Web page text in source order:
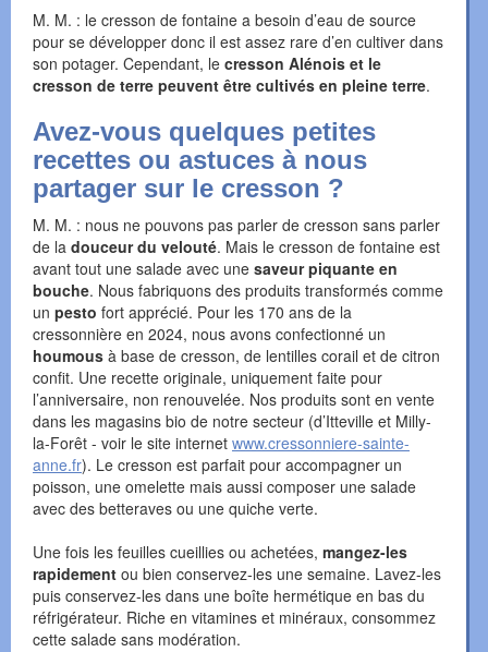
M. M. : le cresson de fontaine a besoin d’eau de source
pour se développer donc il est assez rare d’en cultiver dans
son potager. Cependant, le cresson Alénois et le
cresson de terre peuvent être cultivés en pleine terre.
Avez-vous quelques petites
recettes ou astuces à nous
partager sur le cresson ?
M. M. : nous ne pouvons pas parler de cresson sans parler
de la douceur du velouté. Mais le cresson de fontaine est
avant tout une salade avec une saveur piquante en
bouche. Nous fabriquons des produits transformés comme
un pesto fort apprécié. Pour les 170 ans de la
cressonnière en 2024, nous avons confectionné un
houmous à base de cresson, de lentilles corail et de citron
confit. Une recette originale, uniquement faite pour
l’anniversaire, non renouvelée. Nos produits sont en vente
dans les magasins bio de notre secteur (d’Itteville et Milly-
la-Forêt - voir le site internet www.cressonniere-sainte-
anne.fr). Le cresson est parfait pour accompagner un
poisson, une omelette mais aussi composer une salade
avec des betteraves ou une quiche verte.
Une fois les feuilles cueillies ou achetées, mangez-les
rapidement ou bien conservez-les une semaine. Lavez-les
puis conservez-les dans une boîte hermétique en bas du
réfrigérateur. Riche en vitamines et minéraux, consommez
cette salade sans modération.